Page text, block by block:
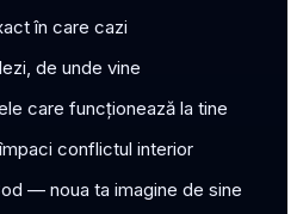
în care cazi
de unde vine
care funcționează la tine
conflictul interior
— noua ta imagine de sine